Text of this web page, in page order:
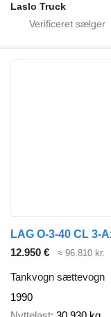
Laslo Truck
12.950 € ≈ 96.810 kr.
Tankvogn sættevogn
1990